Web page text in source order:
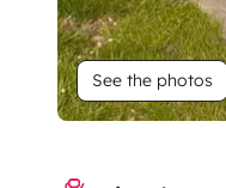
See the photos